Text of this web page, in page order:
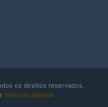
os direitos reservados.
Notícias Diarios